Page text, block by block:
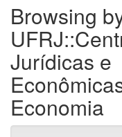
Browsing
Jurídicas e
Economia